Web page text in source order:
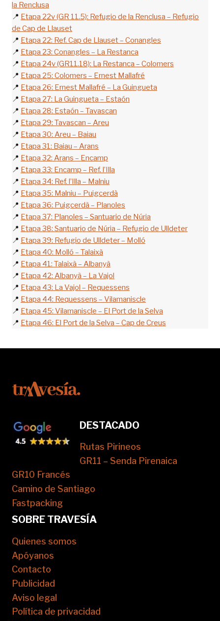
la Renclusa
📍 Etapa 22v (GR 11.5): Refugio de la Renclusa – Refugio
de Cap de Llauset
📍 Etapa 22: Ref. Cap de Llauset – Conangles
📍 Etapa 23: Conangles – La Restanca
📍 Etapa 24v (GR11.18): La Restanca – Colomers
📍 Etapa 25: Colomers – Ernest Mallafré
📍 Etapa 26: Ernest Mallafré – La Guingueta
📍 Etapa 27: La Guingueta – Estaón
📍 Etapa 28: Estaón – Tavascan
📍 Etapa 29: Tavascan – Areu
📍 Etapa 30: Areu – Baiau
📍 Etapa 31: Baiau – Arans
📍 Etapa 32: Arans – Encamp
📍 Etapa 33: Encamp – Ref. l’Illa
📍 Etapa 34: Ref. l’Illa – Malniu
📍 Etapa 35: Malniu – Puigcerdà
📍 Etapa 36: Puigcerdà – Planoles
📍 Etapa 37: Planoles – Santuario de Núria
📍 Etapa 38: Santuario de Núria – Refugio de Ulldeter
📍 Etapa 39: Refugio de Ulldeter – Molló
📍 Etapa 40: Molló – Talaixà
📍 Etapa 41: Talaixà – Albanyà
📍 Etapa 42: Albanyà – La Vajol
📍 Etapa 43: La Vajol – Requessens
📍 Etapa 44: Requessens – Vilamaniscle
📍 Etapa 45: Vilamaniscle – El Port de la Selva
📍 Etapa 46: El Port de la Selva – Cap de Creus
DESTACADO
Rutas Pirineos
GR11 – Senda Pirenaica
GR10 Francés
Camino de Santiago
Fastpacking
SOBRE TRAVESÍA
Quienes somos
Apóyanos
Contacto
Publicidad
Aviso legal
Política de privacidad